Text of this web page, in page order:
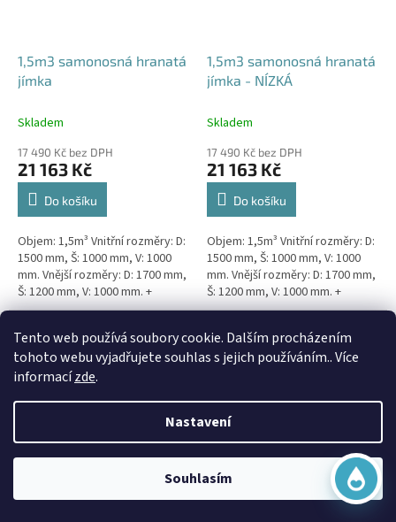
Tento web používá soubory cookie. Dalším procházením
tohoto webu vyjadřujete souhlas s jejich používáním.. Více
informacízde.
Nastavení
Souhlasím
1,5m3 samonosná hranatá
jímka
Skladem
17 490 Kč bez DPH
21 163 Kč
Do košíku
Objem: 1,5m³ Vnitřní rozměry: D:
1500 mm, Š: 1000 mm, V: 1000
mm. Vnější rozměry: D: 1700 mm,
Š: 1200 mm, V: 1000 mm. +
komínek Kvalitní, pevná jímka
1,5m3 samonosná hranatá
jímka - NÍZKÁ
Skladem
17 490 Kč bez DPH
21 163 Kč
Do košíku
Objem: 1,5m³ Vnitřní rozměry: D:
1500 mm, Š: 1000 mm, V: 1000
mm. Vnější rozměry: D: 1700 mm,
Š: 1200 mm, V: 1000 mm. +
komínek Snížené provedení s
Doprava Zdarma Doprava Zdarma
3m3 samonosná kruhová
Online
Začít konverzaci